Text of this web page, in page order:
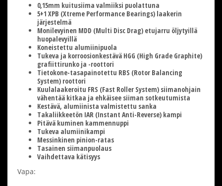
0,15mm kuitusiima valmiiksi puolattuna
5+1 XPB (Xtreme Performance Bearings) laakerin
järjestelmä
Monilevyinen MDD (Multi Disc Drag) etujarru öljytyillä
huopalevyillä
Koneistettu alumiinipuola
Tukeva ja korroosionkestävä HGG (High Grade Graphite)
grafiittirunko ja -roottori
Tietokone-tasapainotettu RBS (Rotor Balancing
System) roottori
Kuulalaakeroitu FRS (Fast Roller System) siimanohjain
vähentää kitkaa ja ehkäisee siiman sotkeutumista
Kestävä, alumiinista valmistettu sanka
Takaliikkeetön IAR (Instant Anti-Reverse) kampi
Pitävä kuminen kammennuppi
Tukeva alumiinikampi
Messinkinen pinion-ratas
Tasainen siimanpuolaus
Vaihdettava kätisyys
Vapa: